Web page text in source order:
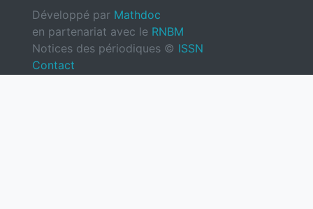
Développé par Mathdoc
en partenariat avec le RNBM
Notices des périodiques © ISSN
Contact